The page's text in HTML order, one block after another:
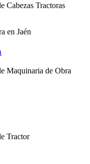
Cabezas Tractoras
Maquinaria de Obra
Tractor